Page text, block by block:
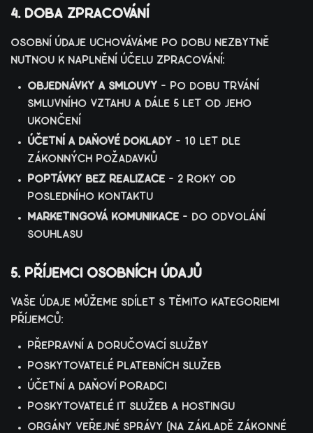
4. doba zpracování
osobní údaje uchováváme po dobu nezbytně
nutnou k naplnění účelu zpracování:
objednávky a smlouvy – po dobu trvání
smluvního vztahu a dále 5 let od jeho
ukončení
účetní a daňové doklady – 10 let dle
zákonných požadavků
poptávky bez realizace – 2 roky od
posledního kontaktu
marketingová komunikace – do odvolání
souhlasu
5. příjemci osobních údajů
vaše údaje můžeme sdílet s těmito kategoriemi
příjemců:
přepravní a doručovací služby
poskytovatelé platebních služeb
účetní a daňoví poradci
poskytovatelé it služeb a hostingu
orgány veřejné správy (na základě zákonné